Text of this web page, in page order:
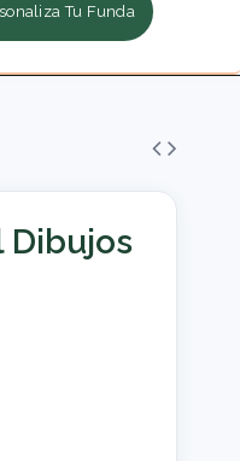
Tu Funda
Dibujos